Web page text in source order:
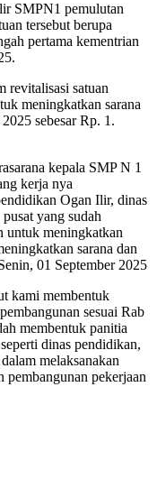
SMPN1 pemulutan
tersebut berupa
pertama kementrian
revitalisasi satuan
meningkatkan sarana
sebesar Rp. 1.
kepala SMP N 1
kerja nya
Ogan Ilir, dinas
yang sudah
untuk meningkatkan
sarana dan
01 September 2025
kami membentuk
sesuai Rab
membentuk panitia
dinas pendidikan,
melaksanakan
pembangunan pekerjaan